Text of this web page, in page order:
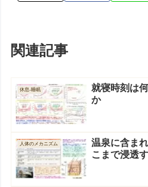
関連記事
休息-睡眠
就寝時刻は
か
人体のメカニズム
温泉に含ま
こまで浸透